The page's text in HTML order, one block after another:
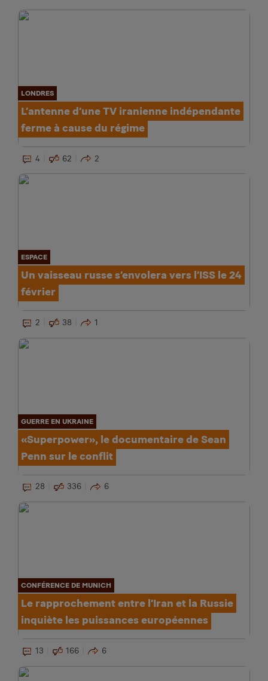
LONDRES
L’antenne d’une TV iranienne indépendante
ferme à cause du régime
4 62 2
ESPACE
Un vaisseau russe s’envolera vers l’ISS le 24
février
2 38 1
GUERRE EN UKRAINE
«Superpower», le documentaire de Sean
Penn sur le conflit
28 336 6
CONFÉRENCE DE MUNICH
Le rapprochement entre l’Iran et la Russie
inquiète les puissances européennes
13 166 6